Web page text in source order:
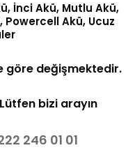
İnci Akü, Mutlu Akü,
Powercell Akü, Ucuz
göre değişmektedir.
bizi arayın
246 01 01